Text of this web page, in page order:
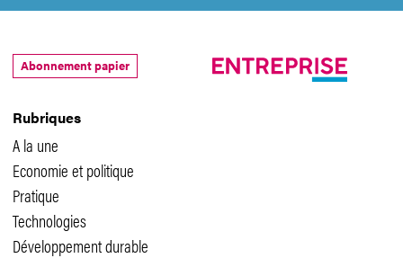
Rubriques
A la une
Economie et politique
Pratique
Technologies
Développement durable
Abonnement papier